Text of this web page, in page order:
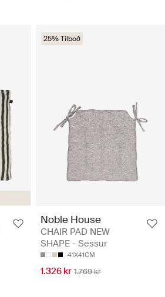
25% Tilboð
Noble House
CHAIR PAD NEW
SHAPE - Sessur
41X41CM
1.326 kr 1.769 kr